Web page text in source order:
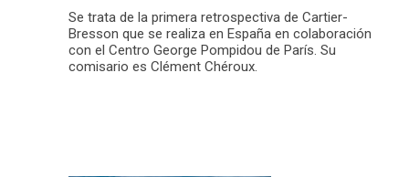
Se trata de la primera retrospectiva de Cartier-
Bresson que se realiza en España en colaboración
con el Centro George Pompidou de París. Su
comisario es Clément Chéroux.